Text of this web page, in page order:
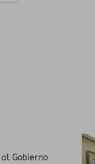
Gobierno